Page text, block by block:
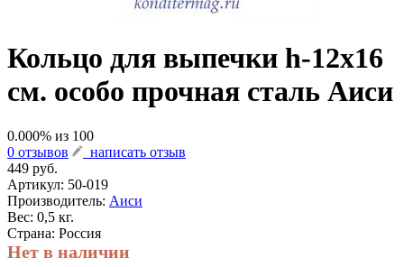
Кольцо для выпечки h-12х16
см. особо прочная сталь Аиси
0.000% из 100
0 отзывов
написать отзыв
449 руб.
Артикул: 50-019
Производитель: Аиси
Вес: 0,5 кг.
Страна: Россия
Нет в наличии